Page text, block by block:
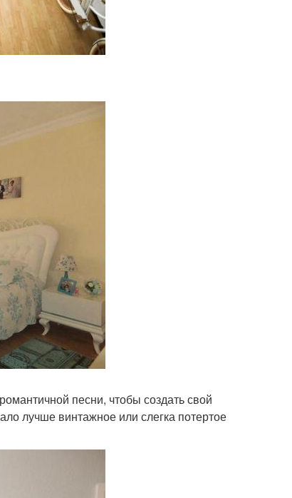
песни, чтобы создать свой
лучше винтажное или слегка потертое